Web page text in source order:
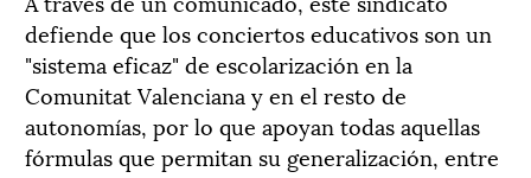
defiende que los conciertos educativos son un
"sistema eficaz" de escolarización en la
Comunitat Valenciana y en el resto de
autonomías, por lo que apoyan todas aquellas
fórmulas que permitan su generalización, entre